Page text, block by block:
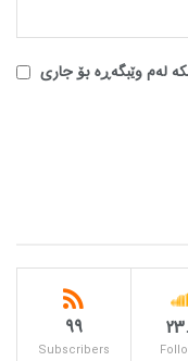
لەم وێبگەڕە بۆ جاری
99
Subscribers